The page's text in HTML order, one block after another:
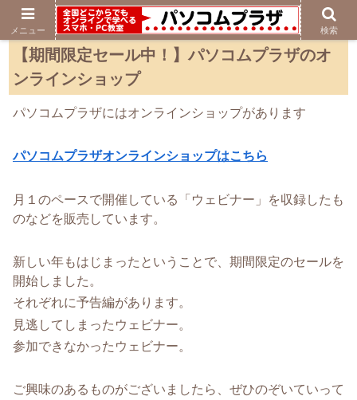
【期間限定セール中！】パソコムプラザのオ
ンラインショップ
パソコムプラザにはオンラインショップがあります
パソコムプラザオンラインショップはこちら
月１のペースで開催している「ウェビナー」を収録したも
のなどを販売しています。
新しい年もはじまったということで、期間限定のセールを
開始しました。
それぞれに予告編があります。
見逃してしまったウェビナー。
参加できなかったウェビナー。
ご興味のあるものがございましたら、ぜひのぞいていって
メニュー 検索